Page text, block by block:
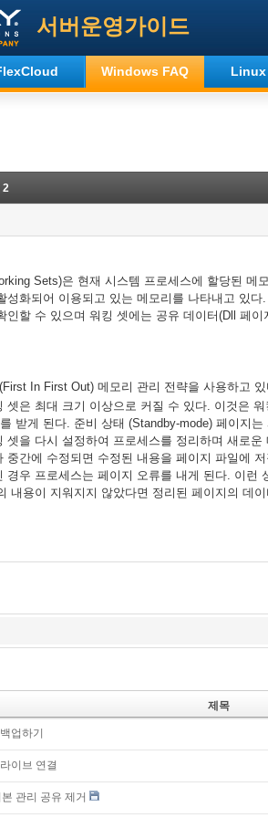
서버운영가이드
Windows FAQ Linux
2
Sets)은 현재 시스템 프로세스에 할당된 메
성화되어 이용되고 있는 메모리를 나타내고 있다
인할 수 있으며 워킹 셋에는 공유 데이터(Dll 페이
In First Out) 메모리 관리 전략을 사용하고
셋은 최대 크기 이상으로 커질 수 있다 이것은 워
받게 된다 준비 상태 (Standby-mode) 페이지는
셋을 다시 설정하여 프로세스를 정리하며 새로운
중간에 수정되면 수정된 내용을 페이지 파일에
경우 프로세스는 페이지 오류를 내게 된다 이런
내용이 지워지지 않았다면 정리된 페이지의 데
제목
업하기
이브 연결
관리 공유 제거